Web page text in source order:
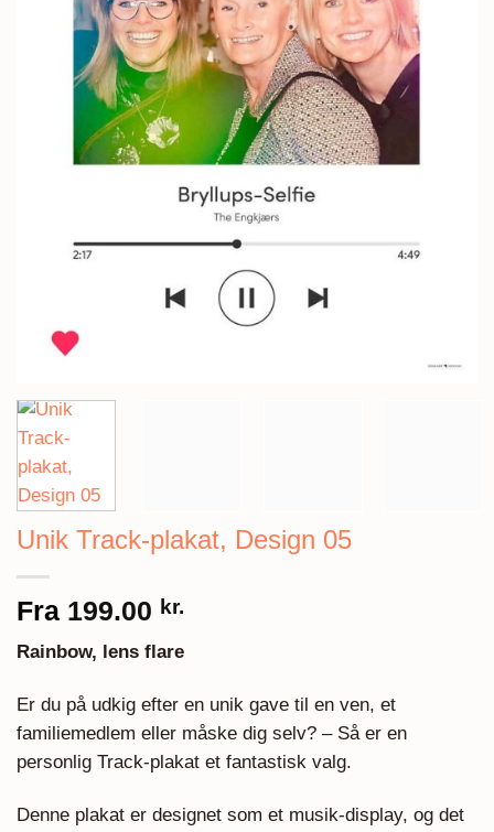
Unik Track-plakat, Design 05
Fra 199.00 kr.
Rainbow, lens flare
Er du på udkig efter en unik gave til en ven, et
familiemedlem eller måske dig selv? – Så er en
personlig Track-plakat et fantastisk valg.
Denne plakat er designet som et musik-display, og det